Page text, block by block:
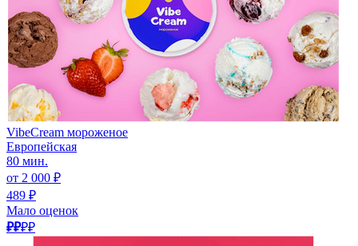
VibeCream мороженое
Европейская
80 мин.
от 2 000 ₽
489 ₽
Мало оценок
₽₽₽₽